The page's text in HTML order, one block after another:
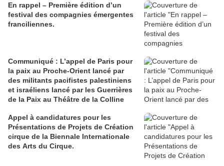
En rappel – Première édition d’un
festival des compagnies émergentes
franciliennes.
Communiqué : L’appel de Paris pour
la paix au Proche-Orient lancé par
des militants pacifistes palestiniens
et israéliens lancé par les Guerrières
de la Paix au Théâtre de la Colline
Appel à candidatures pour les
Présentations de Projets de Création
cirque de la Biennale Internationale
des Arts du Cirque.